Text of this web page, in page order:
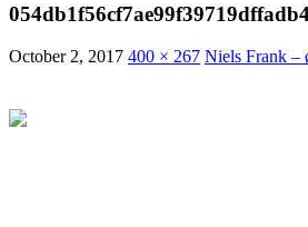
October 2, 2017 400 × 267 Niels Frank –